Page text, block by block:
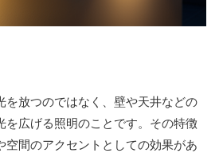
を放つのではなく、壁や天井などの
を広げる照明のことです。その特徴
空間のアクセントとしての効果があ